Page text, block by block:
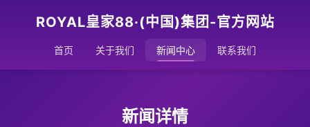
ROYAL皇家88·(中国)集团-官方网站
首页 关于我们 新闻中心 联系我们
新闻详情